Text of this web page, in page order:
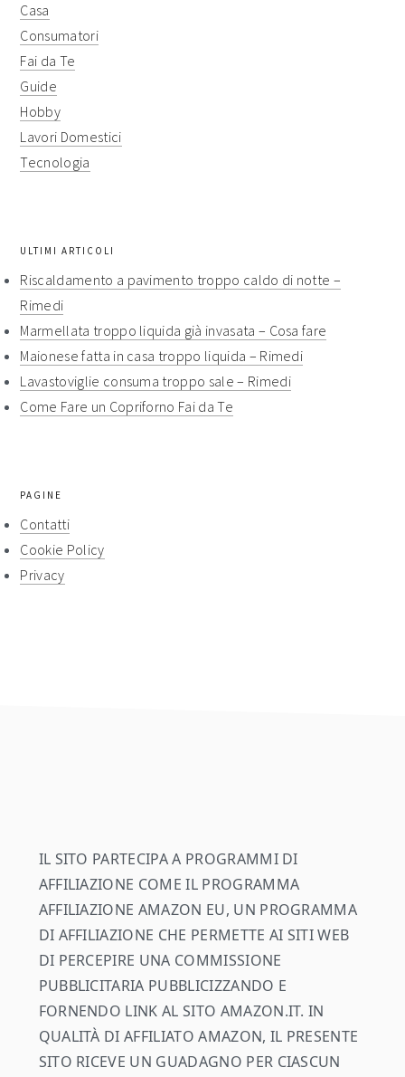
Casa
Consumatori
Fai da Te
Guide
Hobby
Lavori Domestici
Tecnologia
ULTIMI ARTICOLI
Riscaldamento a pavimento troppo caldo di notte​ –
Rimedi​
Marmellata troppo liquida già invasata​ – Cosa fare​​
Maionese fatta in casa troppo liquida​​ – Rimedi​​
Lavastoviglie consuma troppo sale​ – Rimedi​​
Come Fare un Copriforno Fai da Te
PAGINE
Contatti
Cookie Policy
Privacy
IL SITO PARTECIPA A PROGRAMMI DI
AFFILIAZIONE COME IL PROGRAMMA
AFFILIAZIONE AMAZON EU, UN PROGRAMMA
DI AFFILIAZIONE CHE PERMETTE AI SITI WEB
DI PERCEPIRE UNA COMMISSIONE
PUBBLICITARIA PUBBLICIZZANDO E
FORNENDO LINK AL SITO AMAZON.IT. IN
QUALITÀ DI AFFILIATO AMAZON, IL PRESENTE
SITO RICEVE UN GUADAGNO PER CIASCUN